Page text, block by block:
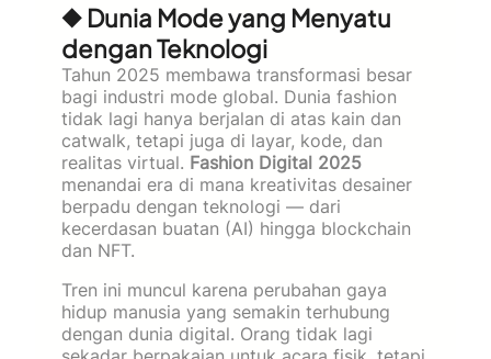
◆ Dunia Mode yang Menyatu
dengan Teknologi
Tahun 2025 membawa transformasi besar
bagi industri mode global. Dunia fashion
tidak lagi hanya berjalan di atas kain dan
catwalk, tetapi juga di layar, kode, dan
realitas virtual. Fashion Digital 2025
menandai era di mana kreativitas desainer
berpadu dengan teknologi — dari
kecerdasan buatan (AI) hingga blockchain
dan NFT.
Tren ini muncul karena perubahan gaya
hidup manusia yang semakin terhubung
dengan dunia digital. Orang tidak lagi